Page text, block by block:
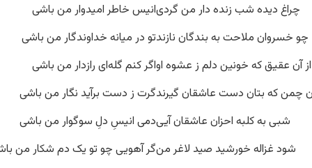
چراغ دیده شب زنده دار من گردیانیس خاطر امیدوار من باشی
چو خسروان ملاحت به بندگان نازندتو در میانه خداوندگار من باشی
از آن عقیق که خونین دلم ز عشوه اواگر کنم گله‌ای رازدار من باشی
چمن که بتان دست عاشقان گیرندگرت ز دست برآید نگار من باشی
شبی به کلبه احزان عاشقان آییدمی انیسِ دلِ سوگوار من باشی
شود غزاله خورشید صید لاغر منگر آهویی چو تو یک دم شکار من